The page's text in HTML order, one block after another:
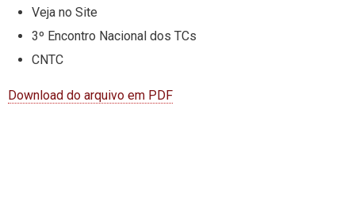
Veja no Site
3º Encontro Nacional dos TCs
CNTC
Download do arquivo em PDF